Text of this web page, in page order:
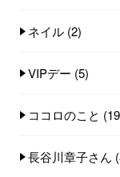
ネイル (2)
VIPデー (5)
ココロのこと
長谷川章子さん